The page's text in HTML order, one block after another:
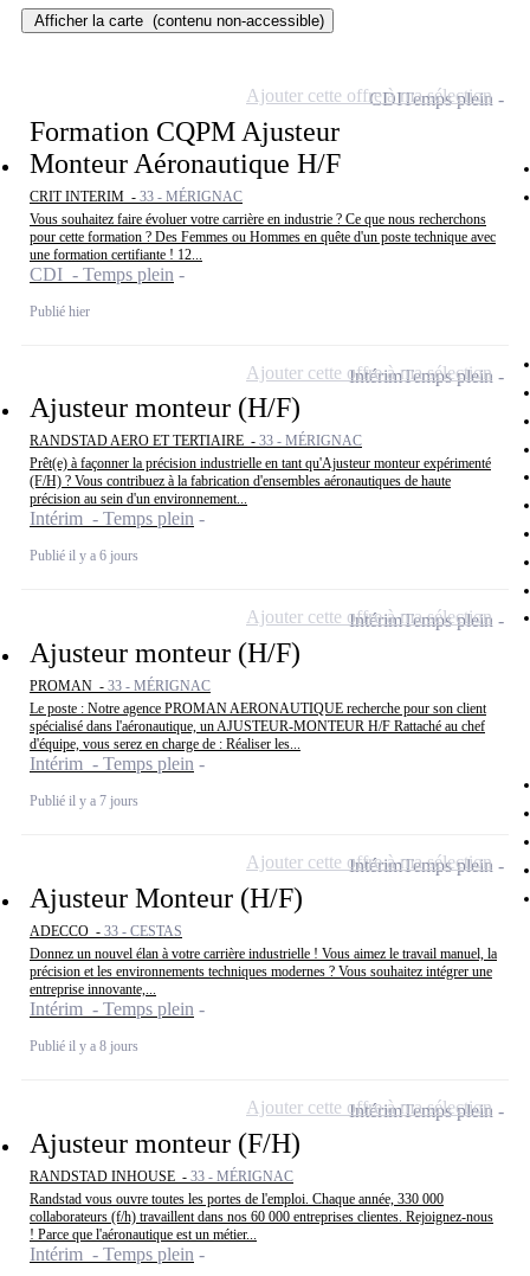
Afficher la carte (contenu non-accessible)
Formation CQPM Ajusteur
Monteur Aéronautique H/F
CRIT INTERIM - 33 - MÉRIGNAC
Vous souhaitez faire évoluer votre carrière en industrie ? Ce que nous recherchons
pour cette formation ? Des Femmes ou Hommes en quête d'un poste technique avec
une formation certifiante ! 12...
CDI - Temps plein
Publié hier
CDITemps plein
Ajouter cette offre à ma sélection
Ajusteur monteur (H/F)
RANDSTAD AERO ET TERTIAIRE - 33 - MÉRIGNAC
Prêt(e) à façonner la précision industrielle en tant qu'Ajusteur monteur expérimenté
(F/H) ? Vous contribuez à la fabrication d'ensembles aéronautiques de haute
précision au sein d'un environnement...
Intérim - Temps plein
Publié il y a 6 jours
IntérimTemps plein
Ajouter cette offre à ma sélection
Ajusteur monteur (H/F)
PROMAN - 33 - MÉRIGNAC
Le poste : Notre agence PROMAN AERONAUTIQUE recherche pour son client
spécialisé dans l'aéronautique, un AJUSTEUR-MONTEUR H/F Rattaché au chef
d'équipe, vous serez en charge de : Réaliser les...
Intérim - Temps plein
Publié il y a 7 jours
IntérimTemps plein
Ajouter cette offre à ma sélection
Ajusteur Monteur (H/F)
ADECCO - 33 - CESTAS
Donnez un nouvel élan à votre carrière industrielle ! Vous aimez le travail manuel, la
précision et les environnements techniques modernes ? Vous souhaitez intégrer une
entreprise innovante,...
Intérim - Temps plein
Publié il y a 8 jours
IntérimTemps plein
Ajouter cette offre à ma sélection
Ajusteur monteur (F/H)
RANDSTAD INHOUSE - 33 - MÉRIGNAC
Randstad vous ouvre toutes les portes de l'emploi. Chaque année, 330 000
collaborateurs (f/h) travaillent dans nos 60 000 entreprises clientes. Rejoignez-nous
! Parce que l'aéronautique est un métier...
Intérim - Temps plein
IntérimTemps plein
Ajouter cette offre à ma sélection